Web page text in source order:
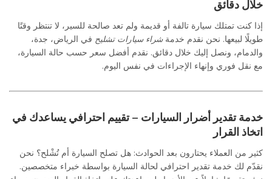
خلال دقائق
إذا كنت تمتلك سيارة تالفة أو قديمة ولم تعد صالحة للسير، لا تنتظر وقتًا
طويلًا لبيعها. نحن نقدم خدمةشراء سيارات تشليح في الرياض، جدة،
والدمام، ونصل إليك خلال دقائق. نقدم أفضل سعر حسب حالة السيارة،
مع نقل فوري وإنهاء الإجراءات في نفس اليوم.
خدمة تقدير أضرار السيارات – تقييم احترافي يساعدك في
اتخاذ القرار
كثير من العملاء يحتارون بعد الحوادث: هل تصلح السيارة أم تُشْلح؟ نحن
نقدّم لك خدمة تقدير احترافي لحالة السيارة بواسطة خبراء متخصصين.